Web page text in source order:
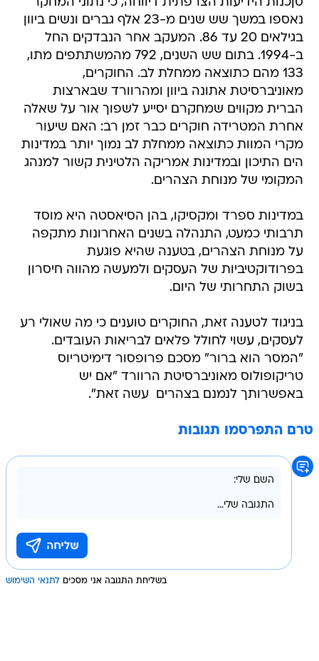
נאספו במשך שש שנים מ-23 אלף גברים ונשים ביוון
בגילאים 20 עד 86. המעקב אחר הנבדקים החל
ב-1994. בתום שש השנים, 792 מהמשתתפים מתו,
133 מהם כתוצאה ממחלת לב. החוקרים,
מאוניברסיטת אתונה ביוון ומהרוורד שבארצות
הברית מקווים שמחקרם יסייע לשפוך אור על שאלה
אחרת המטרידה חוקרים כבר זמן רב: האם שיעור
מקרי המוות כתוצאה ממחלת לב נמוך יותר במדינות
הים התיכון ובמדינות אמריקה הלטינית קשור למנהג
המקומי של מנוחת הצהרים.
במדינות ספרד ומקסיקו, בהן הסיאסטה היא מוסד
תרבותי כמעט, התנהלה בשנים האחרונות מתקפה
על מנוחת הצהרים, בטענה שהיא פוגעת
בפרודוקטיביות של העסקים ולמעשה מהווה חיסרון
בשוק התחרותי של היום.
בניגוד לטענה זאת, החוקרים טוענים כי מה שאולי רע
לעסקים, עשוי לחולל פלאים לבריאות העובדים.
"המסר הוא ברור" מסכם פרופסור דימיטריוס
טריקופולוס מאוניברסיטת הרוורד "אם יש
באפשרותך לנמנם בצהרים  עשה זאת".
טרם התפרסמו תגובות
בשליחת התגובה אני מסכים לתנאי השימוש